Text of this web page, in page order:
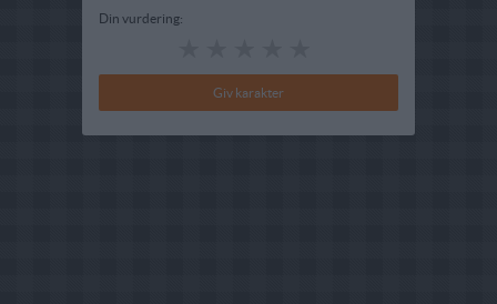
Din vurdering: